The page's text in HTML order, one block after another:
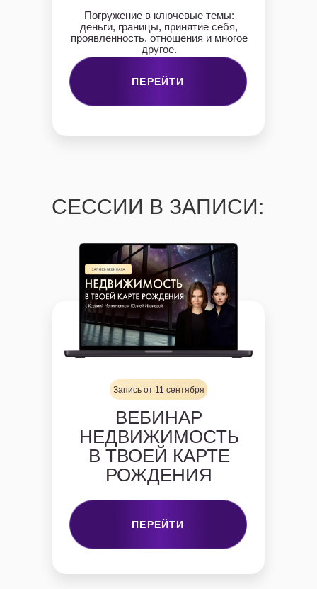
Погружение в ключевые темы:
деньги, границы, принятие себя,
проявленность, отношения и многое
другое.
ПЕРЕЙТИ
СЕССИИ В ЗАПИСИ:
ВЕБИНАР
НЕДВИЖИМОСТЬ
В ТВОЕЙ КАРТЕ
РОЖДЕНИЯ
ПЕРЕЙТИ
Запись от 11 сентября